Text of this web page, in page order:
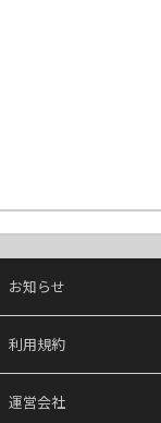
お知らせ
利用規約
運営会社